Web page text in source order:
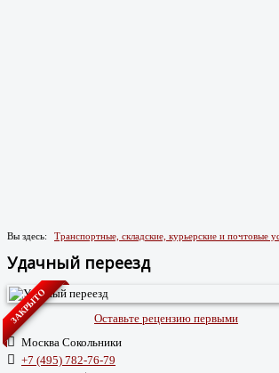
Вы здесь: Транспортные, складские, курьерские и почтовые
Удачный переезд
ЗАКРЫТО
Оставьте рецензию первыми
Москва Сокольники
+7 (495) 782-76-79